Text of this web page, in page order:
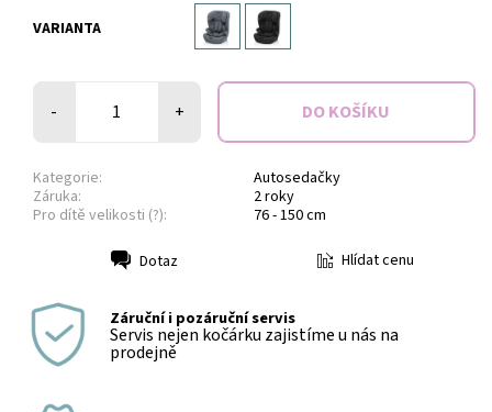
VARIANTA
- +
Kategorie:
Autosedačky
Záruka:
2 roky
Pro dítě velikosti (?):
76 - 150 cm
Dotaz Hlídat cenu
Záruční i pozáruční servis
Servis nejen kočárku zajistíme u nás na
prodejně